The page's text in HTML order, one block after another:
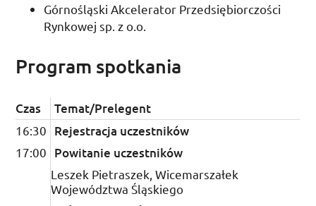
Górnośląski Akcelerator Przedsiębiorczości
Rynkowejsp. zo.o.
Program spotkania
Czas Temat/Prelegent
16:30 Rejestracja uczestników
17:00 Powitanie uczestników
Leszek Pietraszek, Wicemarszałek
Województwa Śląskiego